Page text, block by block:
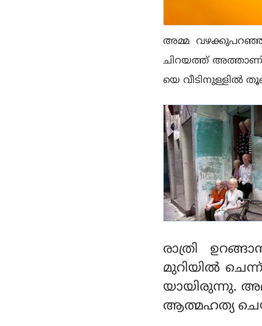
അമ്മ
ചിറയത്ത്‌
യെ വീടിനുള്ളില്‍
രാത്രി
മുറിയില്‍
യായിരുന്നു.
ആത്മഹത്യ